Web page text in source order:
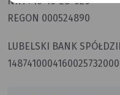
REGON 000524890
LUBELSKI BANK